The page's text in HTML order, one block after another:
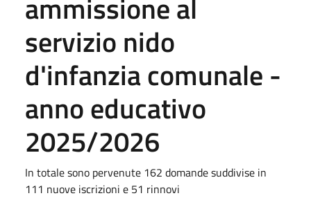
servizio nido
d'infanzia comunale -
anno educativo
2025/2026
In totale sono pervenute 162 domande suddivise in
111 nuove iscrizioni e 51 rinnovi